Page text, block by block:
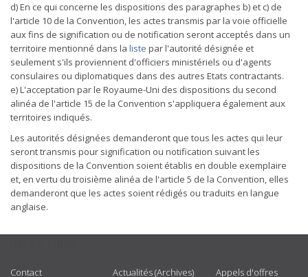
d) En ce qui concerne les dispositions des paragraphes b) et c) de
l'article 10 de la Convention, les actes transmis par la voie officielle
aux fins de signification ou de notification seront acceptés dans un
territoire mentionné dans la liste par l'autorité désignée et
seulement s'ils proviennent d'officiers ministériels ou d'agents
consulaires ou diplomatiques dans des autres Etats contractants.
e) L'acceptation par le Royaume-Uni des dispositions du second
alinéa de l'article 15 de la Convention s'appliquera également aux
territoires indiqués.
Les autorités désignées demanderont que tous les actes qui leur
seront transmis pour signification ou notification suivant les
dispositions de la Convention soient établis en double exemplaire
et, en vertu du troisième alinéa de l'article 5 de la Convention, elles
demanderont que les actes soient rédigés ou traduits en langue
anglaise.
Contact Actualités (Archives) Appels d'offres